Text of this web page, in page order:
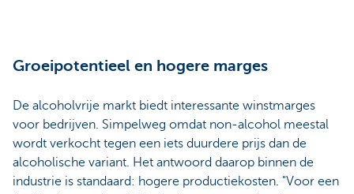
Groeipotentieel en hogere marges
De alcoholvrije markt biedt interessante winstmarges
voor bedrijven. Simpelweg omdat non-alcohol meestal
wordt verkocht tegen een iets duurdere prijs dan de
alcoholische variant. Het antwoord daarop binnen de
industrie is standaard: hogere productiekosten. "Voor een